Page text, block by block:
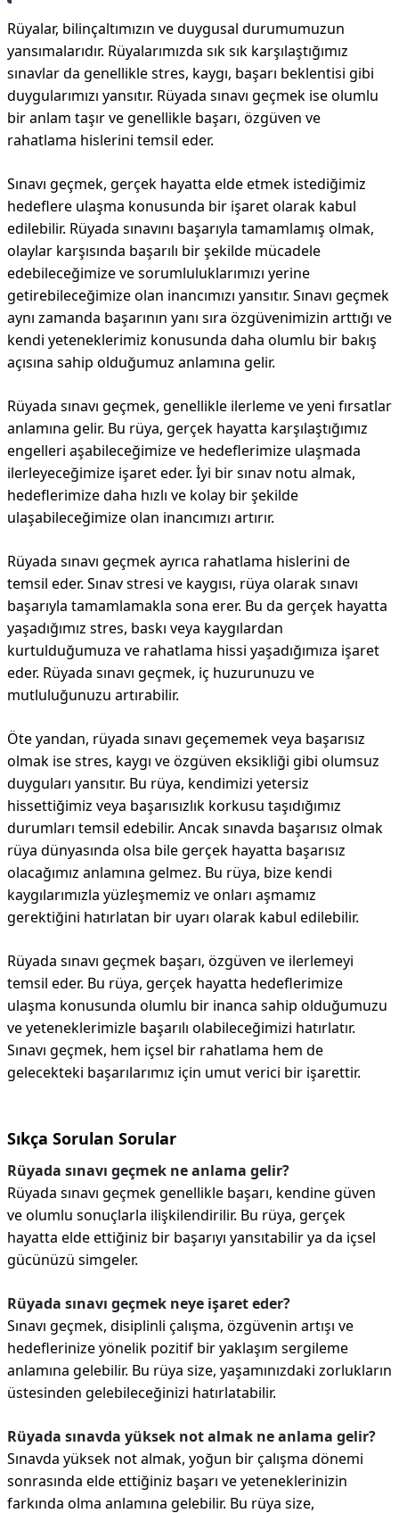
Rüyalar, bilinçaltımızın ve duygusal durumumuzun
yansımalarıdır. Rüyalarımızda sık sık karşılaştığımız
sınavlar da genellikle stres, kaygı, başarı beklentisi gibi
duygularımızı yansıtır. Rüyada sınavı geçmek ise olumlu
bir anlam taşır ve genellikle başarı, özgüven ve
rahatlama hislerini temsil eder.
Sınavı geçmek, gerçek hayatta elde etmek istediğimiz
hedeflere ulaşma konusunda bir işaret olarak kabul
edilebilir. Rüyada sınavını başarıyla tamamlamış olmak,
olaylar karşısında başarılı bir şekilde mücadele
edebileceğimize ve sorumluluklarımızı yerine
getirebileceğimize olan inancımızı yansıtır. Sınavı geçmek
aynı zamanda başarının yanı sıra özgüvenimizin arttığı ve
kendi yeteneklerimiz konusunda daha olumlu bir bakış
açısına sahip olduğumuz anlamına gelir.
Rüyada sınavı geçmek, genellikle ilerleme ve yeni fırsatlar
anlamına gelir. Bu rüya, gerçek hayatta karşılaştığımız
engelleri aşabileceğimize ve hedeflerimize ulaşmada
ilerleyeceğimize işaret eder. İyi bir sınav notu almak,
hedeflerimize daha hızlı ve kolay bir şekilde
ulaşabileceğimize olan inancımızı artırır.
Rüyada sınavı geçmek ayrıca rahatlama hislerini de
temsil eder. Sınav stresi ve kaygısı, rüya olarak sınavı
başarıyla tamamlamakla sona erer. Bu da gerçek hayatta
yaşadığımız stres, baskı veya kaygılardan
kurtulduğumuza ve rahatlama hissi yaşadığımıza işaret
eder. Rüyada sınavı geçmek, iç huzurunuzu ve
mutluluğunuzu artırabilir.
Öte yandan, rüyada sınavı geçememek veya başarısız
olmak ise stres, kaygı ve özgüven eksikliği gibi olumsuz
duyguları yansıtır. Bu rüya, kendimizi yetersiz
hissettiğimiz veya başarısızlık korkusu taşıdığımız
durumları temsil edebilir. Ancak sınavda başarısız olmak
rüya dünyasında olsa bile gerçek hayatta başarısız
olacağımız anlamına gelmez. Bu rüya, bize kendi
kaygılarımızla yüzleşmemiz ve onları aşmamız
gerektiğini hatırlatan bir uyarı olarak kabul edilebilir.
Rüyada sınavı geçmek başarı, özgüven ve ilerlemeyi
temsil eder. Bu rüya, gerçek hayatta hedeflerimize
ulaşma konusunda olumlu bir inanca sahip olduğumuzu
ve yeteneklerimizle başarılı olabileceğimizi hatırlatır.
Sınavı geçmek, hem içsel bir rahatlama hem de
gelecekteki başarılarımız için umut verici bir işarettir.
Sıkça Sorulan Sorular
Rüyada sınavı geçmek ne anlama gelir?
Rüyada sınavı geçmek genellikle başarı, kendine güven
ve olumlu sonuçlarla ilişkilendirilir. Bu rüya, gerçek
hayatta elde ettiğiniz bir başarıyı yansıtabilir ya da içsel
gücünüzü simgeler.
Rüyada sınavı geçmek neye işaret eder?
Sınavı geçmek, disiplinli çalışma, özgüvenin artışı ve
hedeflerinize yönelik pozitif bir yaklaşım sergileme
anlamına gelebilir. Bu rüya size, yaşamınızdaki zorlukların
üstesinden gelebileceğinizi hatırlatabilir.
Rüyada sınavda yüksek not almak ne anlama gelir?
Sınavda yüksek not almak, yoğun bir çalışma dönemi
sonrasında elde ettiğiniz başarı ve yeteneklerinizin
farkında olma anlamına gelebilir. Bu rüya size,